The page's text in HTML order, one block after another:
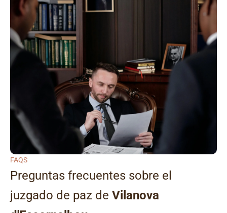
FAQS
Preguntas frecuentes sobre el
juzgado de paz de Vilanova